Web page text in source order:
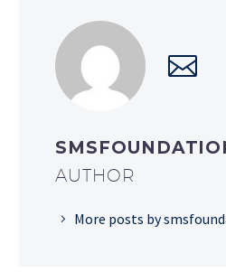
AUTHOR
More posts by